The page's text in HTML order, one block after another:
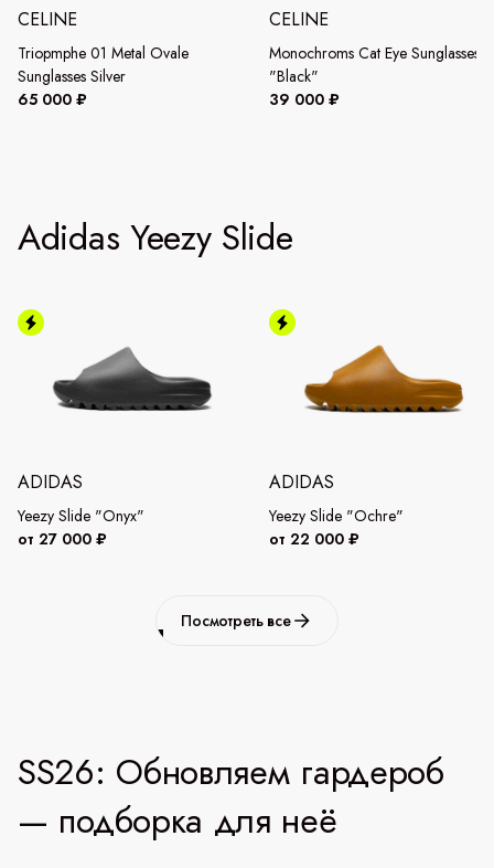
CELINE
Triopmphe 01 Metal Ovale
Sunglasses Silver
65 000 ₽
CELINE
Monochroms Cat Eye Sunglasses
"Black"
39 000 ₽
Adidas Yeezy Slide
ADIDAS
Yeezy Slide "Onyx"
от 27 000 ₽
ADIDAS
Yeezy Slide "Ochre"
от 22 000 ₽
Посмотреть все
SS26: Обновляем гардероб
— подборка для неё